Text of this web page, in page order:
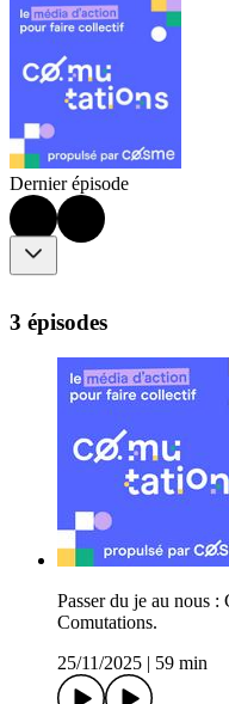
Dernier épisode
3 épisodes
Passer du je au nous :
Comutations.
25/11/2025
59 min